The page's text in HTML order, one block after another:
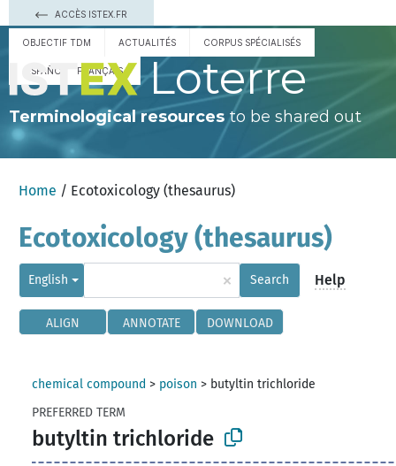
ACCÈS ISTEX.FR
OBJECTIF TDM ACTUALITÉS CORPUS SPÉCIALISÉS
ESPAÑOL FRANÇAIS Loterre
Terminological resourcesto be shared out
Home / Ecotoxicology (thesaurus)
Ecotoxicology (thesaurus)
English × Search Help
ALIGN ANNOTATE DOWNLOAD
chemical compound > poison > butyltin trichloride
PREFERRED TERM
butyltin trichloride